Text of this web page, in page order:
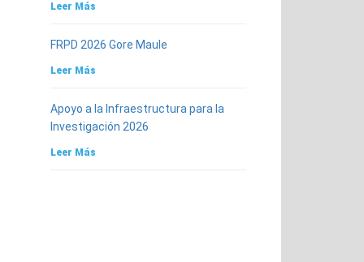
Leer Más
FRPD 2026 Gore Maule
Leer Más
Apoyo a la Infraestructura para la
Investigación 2026
Leer Más